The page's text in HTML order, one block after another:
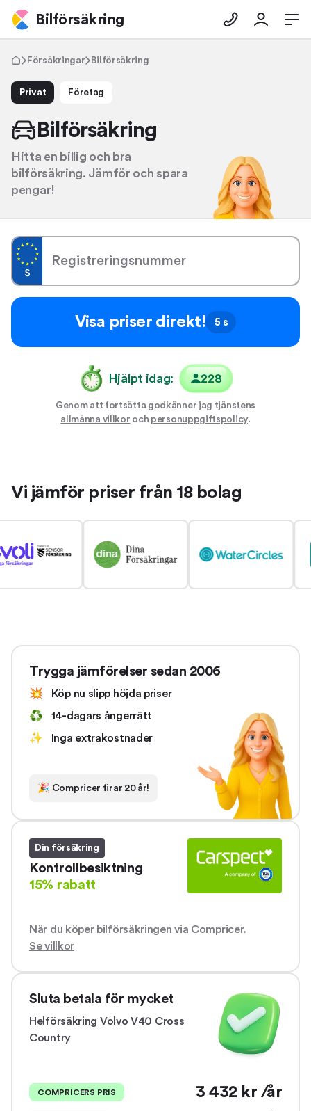
Bilförsäkring
Försäkringar Bilförsäkring
Privat Företag
Bilförsäkring
Hitta en billig och bra
bilförsäkring. Jämför och spara
pengar!
Registreringsnummer
Visa priser direkt! 5 s
Hjälpt idag: 228
Genom att fortsätta godkänner jag tjänstens
allmänna villkor och personuppgiftspolicy.
Vi jämför priser från 18 bolag
Trygga jämförelser sedan 2006
💥
Köp nu slipp höjda priser
♻️
14-dagars ångerrätt
✨
Inga extrakostnader
🎉 Compricer firar 20 år!
Din försäkring
Kontrollbesiktning
15% rabatt
När du köper bilförsäkringen via Compricer.
Se villkor
Sluta betala för mycket
Helförsäkring Volvo V40 Cross
Country
COMPRICERS PRIS 3 432kr /år